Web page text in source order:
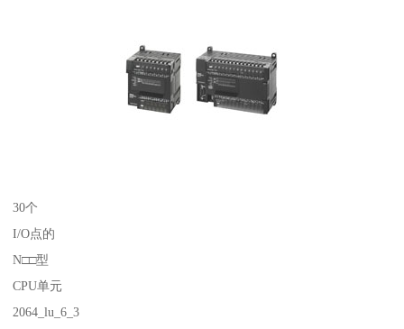
30个
I/O点的
N□□型
CPU单元
2064_lu_6_3